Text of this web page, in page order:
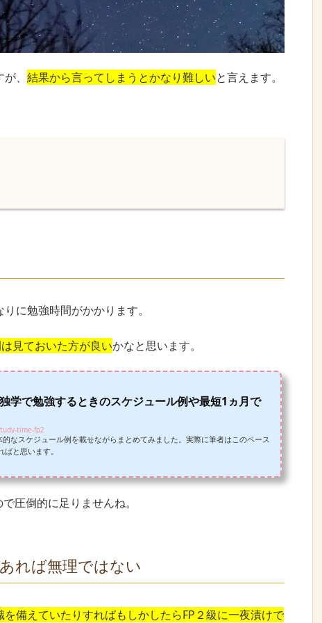
、 結果から言ってしまうとかなり難しいと言えます。
に勉強時間がかかります。
見ておいた方が良いかなと思います。
学で勉強するときのスケジュール例や最短1ヵ月で
time-fp2
なスケジュール例を載せながらまとめてみました。実際に筆者はこのペース
と思います。
圧倒的に足りませんね。
れば無理ではない
備えていたりすればもしかしたらFP２級に一夜漬けで